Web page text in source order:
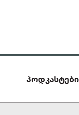
პოდკასტები